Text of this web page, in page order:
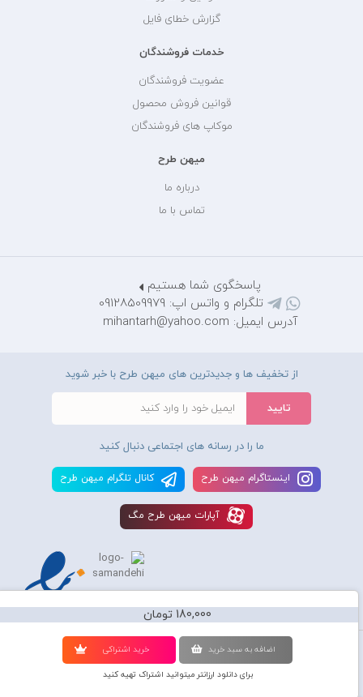
180,000 تومان
اضافه به سبد خريد خريد اشتراکی
برای دانلود ارزانتر میتوانید اشتراک تهیه کنید
گزارش خطای فایل
خدمات فروشندگان
عضویت فروشندگان
قوانین فروش محصول
موکاپ های فروشندگان
میهن طرح
درباره ما
تماس با ما
پاسخگوی شما هستیم
تلگرام و واتس اپ: 09128509979
آدرس ایمیل: mihantarh@yahoo.com
از تخفیف ها و جدیدترین های میهن طرح با خبر شوید
ما را در رسانه های اجتماعی دنبال کنید
اينستاگرام ميهن طرح کانال تلگرام ميهن طرح
آپارات ميهن طرح مگ
استفاده از محصولات سايت میهن طرح برای مقاصد تجاری ممنوع و موجب پیگرد
قانونی میباشد و کليه حقوق اين سايت متعلق به شرکت دانش بنیان میهن طرح
گرافیک می‌باشد.